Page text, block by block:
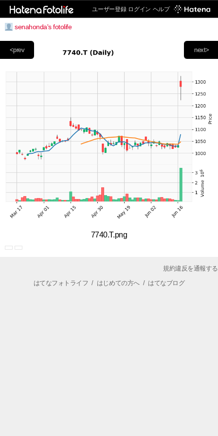
ユーザー登録 ログイン ヘルプ
senahonda's fotolife
next>
<prev
7740.T.png
規約違反を通報する
はてなフォトライフ / はじめての方へ/ はてなブログ